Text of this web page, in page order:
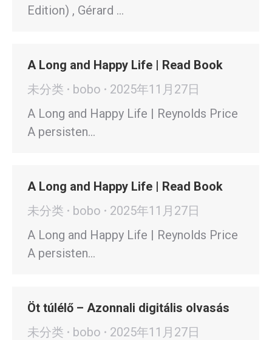
Edition) , Gérard …
A Long and Happy Life | Read Book
未分类
bobo
2025年11月27日
A Long and Happy Life | Reynolds Price
A persisten…
A Long and Happy Life | Read Book
未分类
bobo
2025年11月27日
A Long and Happy Life | Reynolds Price
A persisten…
Öt túlélő – Azonnali digitális olvasás
未分类
bobo
2025年11月27日